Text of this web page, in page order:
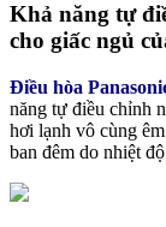
Khả năng tự
cho giấc ngủ
Điều hòa
năng tự điều chỉnh
hơi lạnh vô cùng
ban đêm do nhiệt